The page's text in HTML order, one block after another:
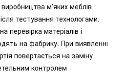
м’яких меблів
тестування технологами.
перевірка матеріалів і
на фабрику. При виявленні
повертається на заміну
контролем